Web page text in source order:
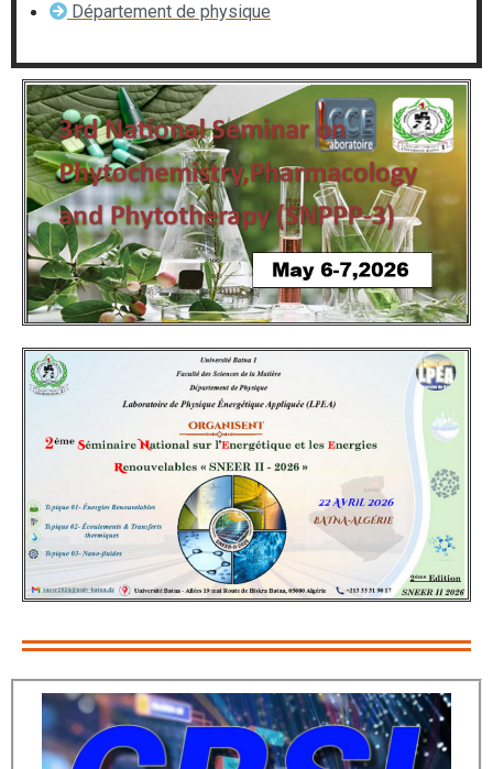
Département de physique